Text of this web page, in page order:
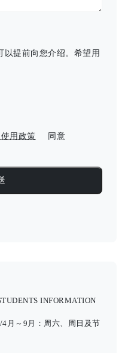
以提前向您介绍。希望用
用政策 同意
INFORMATION
月～9月：周六、周日及节